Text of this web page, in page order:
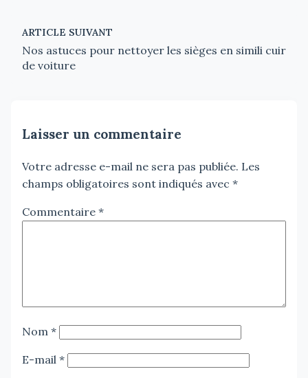
ARTICLE SUIVANT
Nos astuces pour nettoyer les sièges en simili cuir
de voiture
Laisser un commentaire
Votre adresse e-mail ne sera pas publiée. Les
champs obligatoires sont indiqués avec *
Commentaire *
Nom *
E-mail *